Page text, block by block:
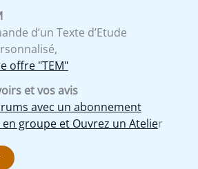
d’un Texte d’Etude
offre "TEM"
et vos avis
avec un abonnement
en groupe et Ouvrez un Atelier